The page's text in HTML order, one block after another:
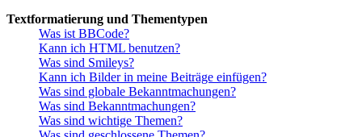
Textformatierung und Thementypen
Was ist BBCode?
Kann ich HTML benutzen?
Was sind Smileys?
Kann ich Bilder in meine Beiträge einfügen?
Was sind globale Bekanntmachungen?
Was sind Bekanntmachungen?
Was sind wichtige Themen?